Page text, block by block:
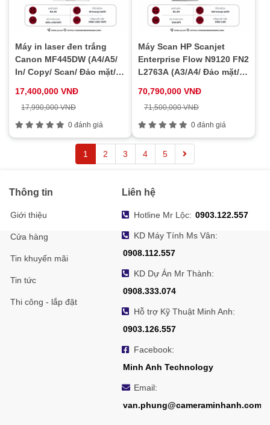
Máy in laser đen trắng
Canon MF445DW (A4/A5/
In/ Copy/ Scan/ Đảo mặt/
17,400,000 VNĐ
17,990,000 VNĐ
0 đánh giá
Máy Scan HP Scanjet
Enterprise Flow N9120 FN2
L2763A (A3/A4/ Đảo mặt/
70,790,000 VNĐ
71,500,000 VNĐ
0 đánh giá
1 2 3 4 5
Thông tin
Giới thiệu
Cửa hàng
Tin khuyến mãi
Tin tức
Thi công - lắp đặt
Liên hệ
Hotline Mr Lộc: 0903.122.557
KD Máy Tính Ms Vân:
0908.112.557
KD Dự Án Mr Thành:
0908.333.074
Hỗ trợ Kỹ Thuật Minh Anh:
0903.126.557
Facebook:
Minh Anh Technology
Email:
van.phung@cameraminhanh.com